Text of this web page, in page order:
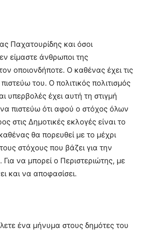
Παχατουρίδης και όσοι
είμαστε άνθρωποι της
οποιονδήποτε. Ο καθένας έχει τις
του. Ο πολιτικός πολιτισμός
υπερβολές έχει αυτή τη στιγμή
πιστεύω ότι αφού ο στόχος όλων
στις Δημοτικές εκλογές είναι το
θα πορευθεί με το μέχρι
στόχους που βάζει για την
να μπορεί ο Περιστεριώτης, με
και να αποφασίσει.
ένα μήνυμα στους δημότες του